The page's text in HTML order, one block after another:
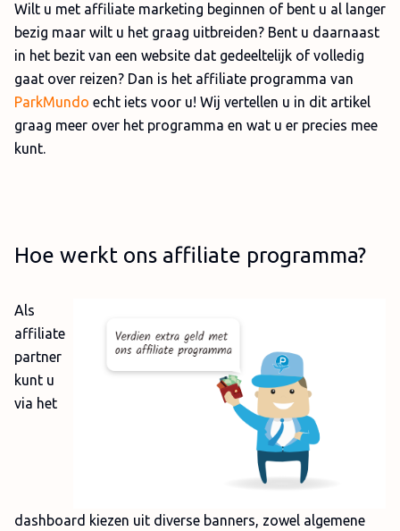
Wilt u met affiliate marketing beginnen of bent u al langer
bezig maar wilt u het graag uitbreiden? Bent u daarnaast
in het bezit van een website dat gedeeltelijk of volledig
gaat over reizen? Dan is het affiliate programma van
ParkMundo echt iets voor u! Wij vertellen u in dit artikel
graag meer over het programma en wat u er precies mee
kunt.
Hoe werkt ons affiliate programma?
Als
affiliate
partner
kunt u
via het
dashboard kiezen uit diverse banners, zowel algemene